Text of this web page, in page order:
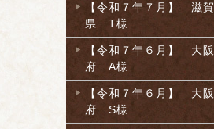
【令和７年７月】 滋賀
県 T様
【令和７年６月】 大阪
府 A様
【令和７年６月】 大阪
府 S様